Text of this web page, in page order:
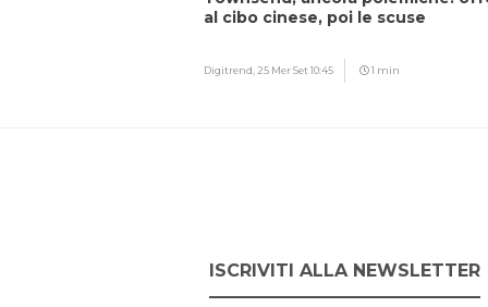
al cibo cinese, poi le scuse
Digitrend, 25 Mer Set 10:45 1 min
ISCRIVITI ALLA NEWSLETTER